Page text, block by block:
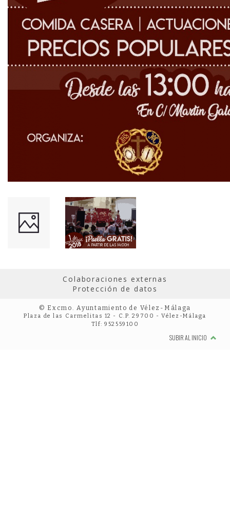
Colaboraciones externas
Protección de datos
© Excmo. Ayuntamiento de Vélez-Málaga
Plaza de las Carmelitas 12 - C.P. 29700 - Vélez-Málaga
Tlf: 952559100
SUBIR AL INICIO